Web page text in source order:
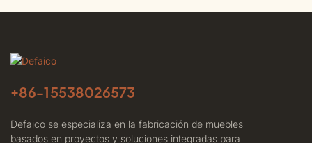
+86-15538026573
Defaico se especializa en la fabricación de muebles
basados ​​en proyectos y soluciones integradas para